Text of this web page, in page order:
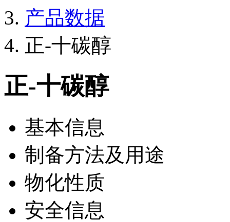
产品数据
正-十碳醇
正-十碳醇
基本信息
制备方法及用途
物化性质
安全信息